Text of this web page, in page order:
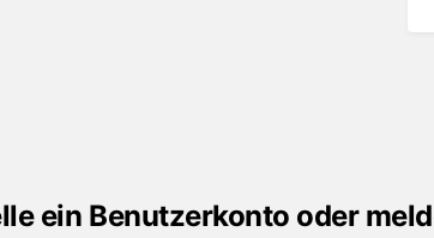
ein Benutzerkonto oder